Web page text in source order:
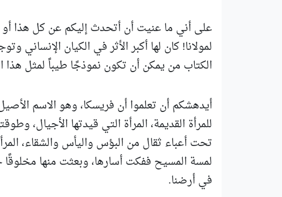
على أني ما عنيت أن أتحدث إليكم عن كل هذا
لمولانا! كان لها أكبر الأثر في الكيان الإنساني
الكتاب من يمكن أن تكون نموذجًا طيباً لمثل
أيدهشكم أن تعلموا أن فريسكا، وهو الاسم
للمرأة القديمة، المرأة التي قيدتها الأجيال،
تحت أعباء ثقال من البؤس واليأس والشقاء،
لمسة المسيح ففكت أسارها، وبعثت منها مخلوقًا
في أرضنا.